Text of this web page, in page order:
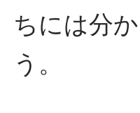
ちには分
う。